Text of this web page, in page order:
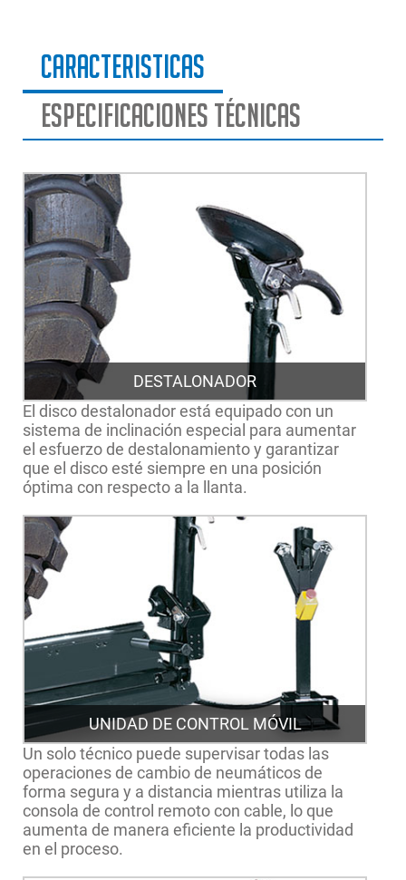
Caracteristicas
Especificaciones técnicas
DESTALONADOR
El disco destalonador está equipado con un
sistema de inclinación especial para aumentar
el esfuerzo de destalonamiento y garantizar
que el disco esté siempre en una posición
óptima con respecto a la llanta.
UNIDAD DE CONTROL MÓVIL
Un solo técnico puede supervisar todas las
operaciones de cambio de neumáticos de
forma segura y a distancia mientras utiliza la
consola de control remoto con cable, lo que
aumenta de manera eficiente la productividad
en el proceso.